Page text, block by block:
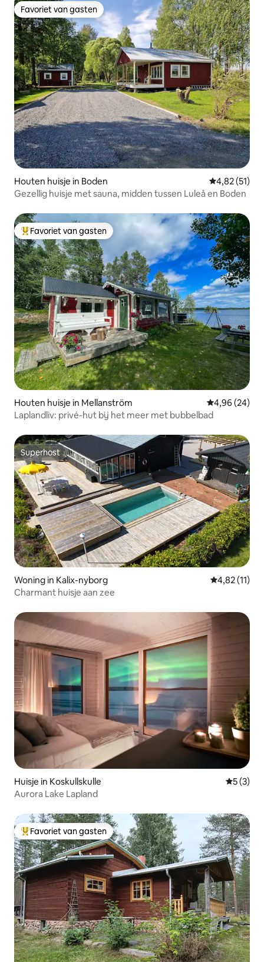
Favoriet van gasten
Favoriet van gasten
Houten huisje in Boden Gemiddelde
4,82 (51)
Gezellig huisje met sauna, midden tussen Luleå en Boden
Topfavoriet van gasten
Favoriet van gasten
Houten huisje in Mellanström Gemiddelde
4,96 (24)
Laplandliv: privé-hut bij het meer met bubbelbad
Superhost
Superhost
Woning in Kalix-nyborg Gemiddelde
4,82 (11)
Charmant huisje aan zee
Huisje in Koskullskulle
5 (3)
Aurora Lake Lapland
Topfavoriet van gasten
Favoriet van gasten